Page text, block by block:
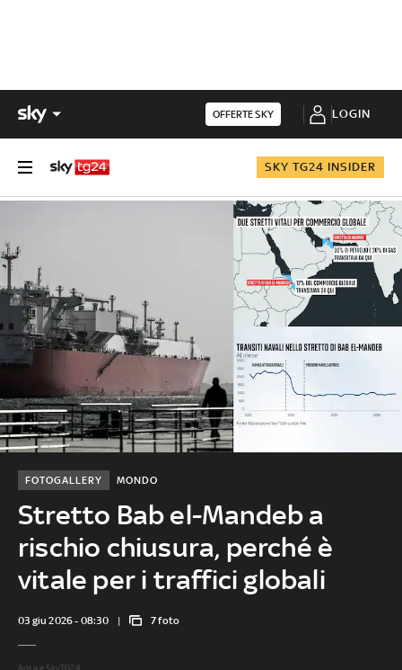
OFFERTE SKY LOGIN
SKY TG24 INSIDER
Stretto Bab el-Mandeb a
rischio chiusura, perché è
vitale per i traffici globali
MONDO
FOTOGALLERY
03 giu 2026 - 08:30 7 foto
Ansa e SkyTG24